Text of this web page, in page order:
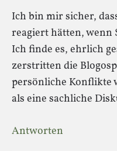
Ich bin mir sicher,
reagiert hätten, wenn
Ich finde es, ehrlich
zerstritten die
persönliche Konflikte
als eine sachliche
Antworten